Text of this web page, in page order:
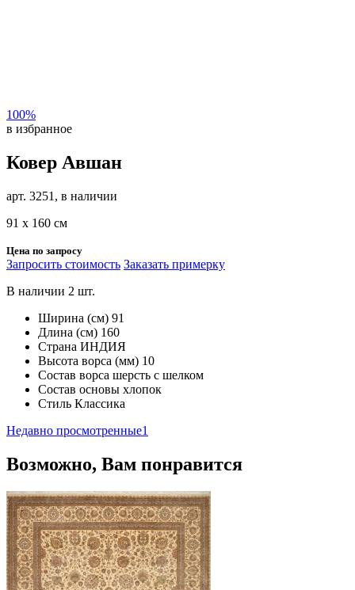
100%
в избранное
Ковер Авшан
арт. 3251, в наличии
91 х 160 см
Цена по запросу
Запросить стоимость Заказать примерку
В наличии 2 шт.
Ширина (см) 91
Длина (см) 160
Страна ИНДИЯ
Высота ворса (мм) 10
Состав ворса шерсть с шелком
Состав основы хлопок
Стиль Классика
Недавно просмотренные1
Возможно, Вам понравится